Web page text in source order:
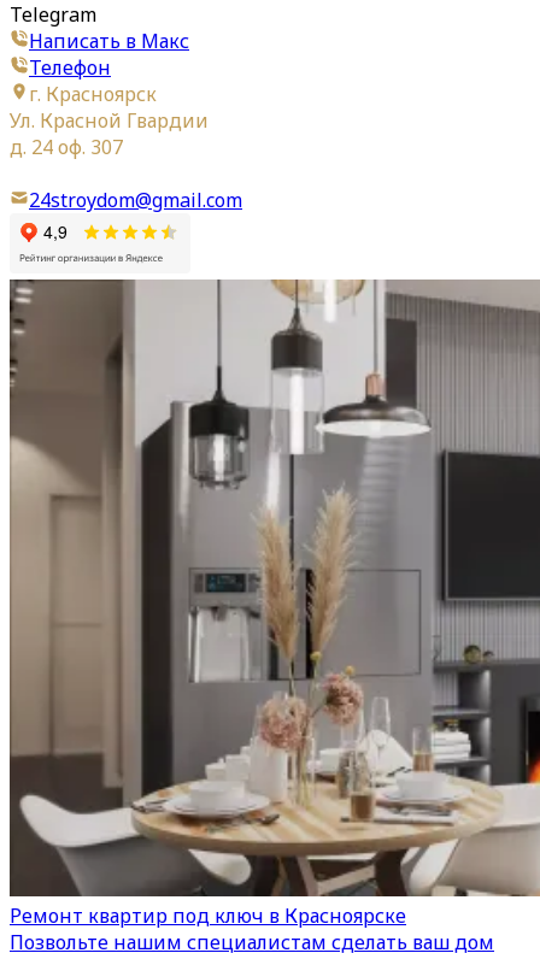
Telegram
Написать в Макс
Телефон
г. Красноярск
Ул. Красной Гвардии
д. 24 оф. 307
24stroydom@gmail.com
Ремонт квартир под ключ в Красноярске
Позвольте нашим специалистам сделать ваш дом